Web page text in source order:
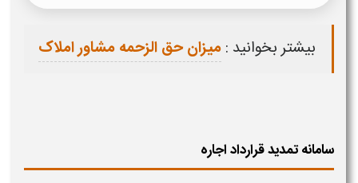
بیشتر بخوانید :میزان حق الزحمه مشاور املاک
سامانه تمدید قرارداد اجاره